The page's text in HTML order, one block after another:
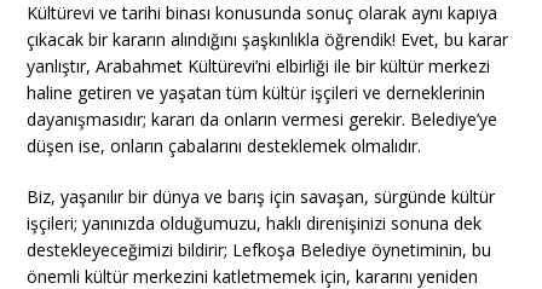
Kültürevi ve tarihi binası konusunda sonuç olarak aynı kapıya
çıkacak bir kararın alındığını şaşkınlıkla öğrendik! Evet, bu karar
yanlıştır, Arabahmet Kültürevi’ni elbirliği ile bir kültür merkezi
haline getiren ve yaşatan tüm kültür işçileri ve derneklerinin
dayanışmasıdır; kararı da onların vermesi gerekir. Belediye’ye
düşen ise, onların çabalarını desteklemek olmalıdır.
Biz, yaşanılır bir dünya ve barış için savaşan, sürgünde kültür
işçileri; yanınızda olduğumuzu, haklı direnişinizi sonuna dek
destekleyeceğimizi bildirir; Lefkoşa Belediye öynetiminin, bu
önemli kültür merkezini katletmemek için, kararını yeniden